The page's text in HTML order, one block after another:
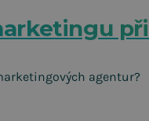
agentur?